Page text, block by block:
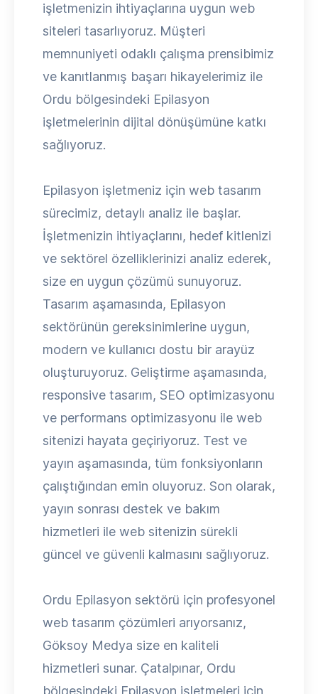
işletmenizin ihtiyaçlarına uygun web
siteleri tasarlıyoruz. Müşteri
memnuniyeti odaklı çalışma prensibimiz
ve kanıtlanmış başarı hikayelerimiz ile
Ordu bölgesindeki Epilasyon
işletmelerinin dijital dönüşümüne katkı
sağlıyoruz.
Epilasyon işletmeniz için web tasarım
sürecimiz, detaylı analiz ile başlar.
İşletmenizin ihtiyaçlarını, hedef kitlenizi
ve sektörel özelliklerinizi analiz ederek,
size en uygun çözümü sunuyoruz.
Tasarım aşamasında, Epilasyon
sektörünün gereksinimlerine uygun,
modern ve kullanıcı dostu bir arayüz
oluşturuyoruz. Geliştirme aşamasında,
responsive tasarım, SEO optimizasyonu
ve performans optimizasyonu ile web
sitenizi hayata geçiriyoruz. Test ve
yayın aşamasında, tüm fonksiyonların
çalıştığından emin oluyoruz. Son olarak,
yayın sonrası destek ve bakım
hizmetleri ile web sitenizin sürekli
güncel ve güvenli kalmasını sağlıyoruz.
Ordu Epilasyon sektörü için profesyonel
web tasarım çözümleri arıyorsanız,
Göksoy Medya size en kaliteli
hizmetleri sunar. Çatalpınar, Ordu
bölgesindeki Epilasyon işletmeleri için